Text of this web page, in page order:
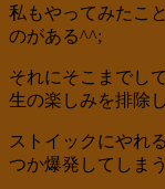
私もやってみたこ
のがある^^;
それにそこまでし
生の楽しみを排除
ストイックにやれ
つか爆発してしま